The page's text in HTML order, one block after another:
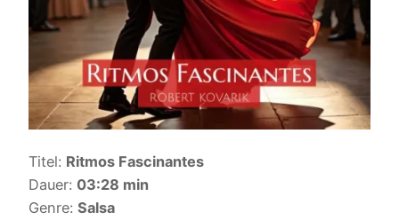
Titel: Ritmos Fascinantes
Dauer: 03:28 min
Genre: Salsa